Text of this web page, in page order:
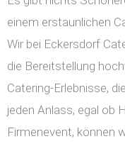
einem erstaunlichen
Wir bei Eckersdorf
die Bereitstellung
Catering-Erlebnisse,
jeden Anlass, egal ob
Firmenevent, können